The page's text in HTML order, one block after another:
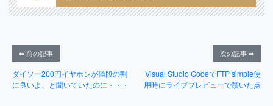
⬅ 前の記事
ダイソー200円イヤホンが値段の割
に良いよ、と聞いていたのに・・・
次の記事 ➡
Visual Studio CodeでFTP simple使
用時にライブプレビューで躓いた点